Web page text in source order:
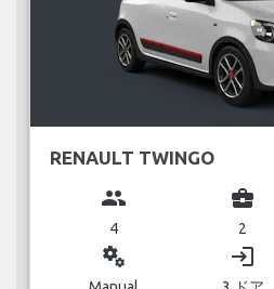
RENAULT TWINGO
group
4
business_center
2
miscellaneous_services login